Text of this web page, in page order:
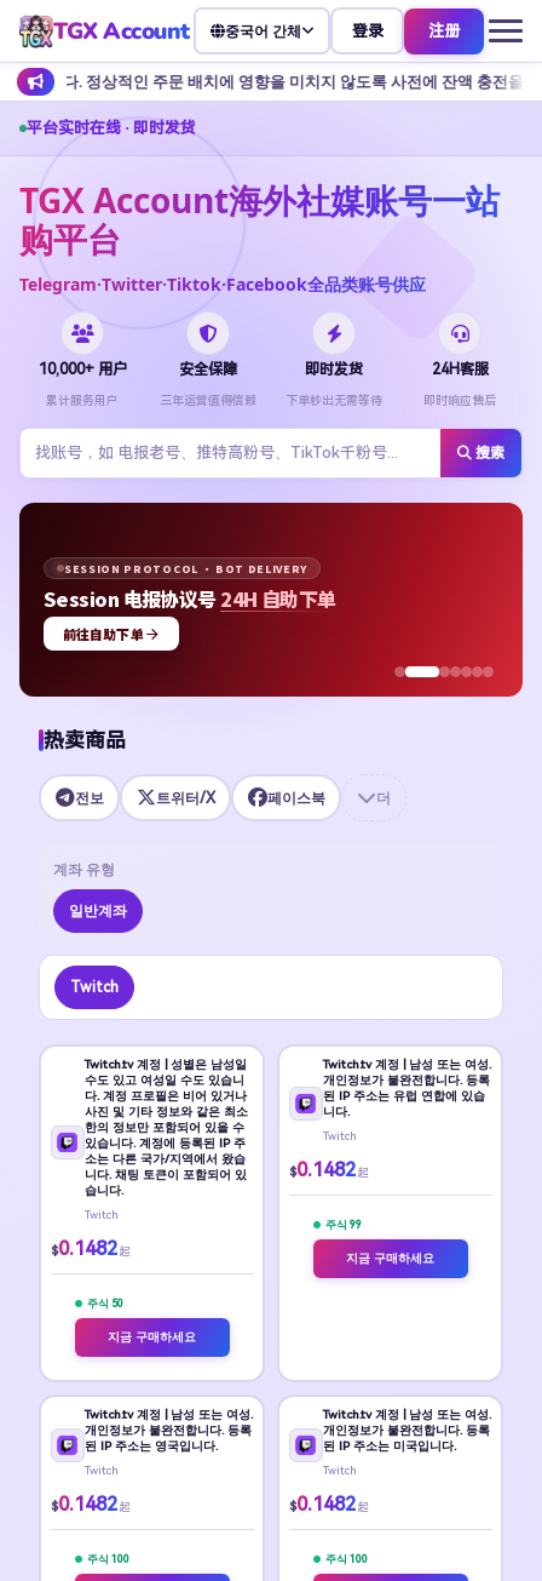
TGX Account 중국어 간체 登录 注册
문 배치에 영향을 미치지 않도록 사전에 잔액 충전을 준비하는 것이 좋습니
平台实时在线 · 即时发货
TGX Account海外社媒账号一站
购平台
Telegram·Twitter·Tiktok·Facebook全品类账号供应
10,000+ 用户
累计服务用户
安全保障
三年运营值得信赖
即时发货
下单秒出无需等待
24H客服
即时响应售后
搜索
SESSION PROTOCOL · BOT DELIVERY
Session 电报协议号24H 自助下单
前往自助下单
热卖商品
전보 트위터/X 페이스북 더
계좌 유형
일반계좌
Twitch
Twitch.tv 계정 | 성별은 남성일
수도 있고 여성일 수도 있습니
다. 계정 프로필은 비어 있거나
사진 및 기타 정보와 같은 최소
한의 정보만 포함되어 있을 수
있습니다. 계정에 등록된 IP 주
소는 다른 국가/지역에서 왔습
니다. 채팅 토큰이 포함되어 있
습니다.
Twitch
$0.1482 起
주식 50
지금 구매하세요
Twitch.tv 계정 | 남성 또는 여성.
개인정보가 불완전합니다. 등록
된 IP 주소는 유럽 연합에 있습
니다.
Twitch
$0.1482 起
주식 99
지금 구매하세요
Twitch.tv 계정 | 남성 또는 여성.
개인정보가 불완전합니다. 등록
된 IP 주소는 영국입니다.
Twitch
$0.1482 起
주식 100
Twitch.tv 계정 | 남성 또는 여성.
개인정보가 불완전합니다. 등록
된 IP 주소는 미국입니다.
Twitch
$0.1482 起
주식 100